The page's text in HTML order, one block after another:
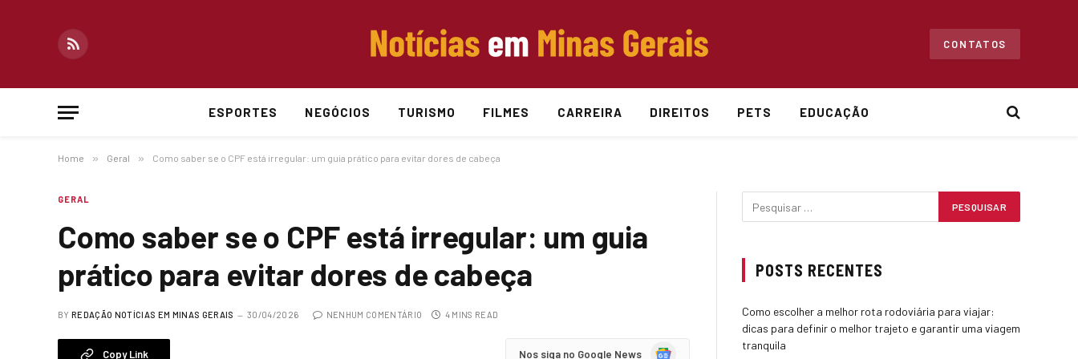
RSS
CONTATOS
ESPORTES NEGÓCIOS TURISMO FILMES CARREIRA DIREITOS PETS EDUCAÇÃO
Home » Geral » Como saber se o CPF está irregular: um guia prático para evitar dores de cabeça
GERAL
Como saber se o CPF está irregular: um guia
prático para evitar dores de cabeça
BY REDAÇÃO NOTÍCIAS EM MINAS GERAIS 30/04/2026 NENHUM COMENTÁRIO 4 MINS READ
Copy Link Nos siga no Google News Google
POSTS RECENTES
Como escolher a melhor rota rodoviária para viajar:
dicas para definir o melhor trajeto e garantir uma viagem
tranquila